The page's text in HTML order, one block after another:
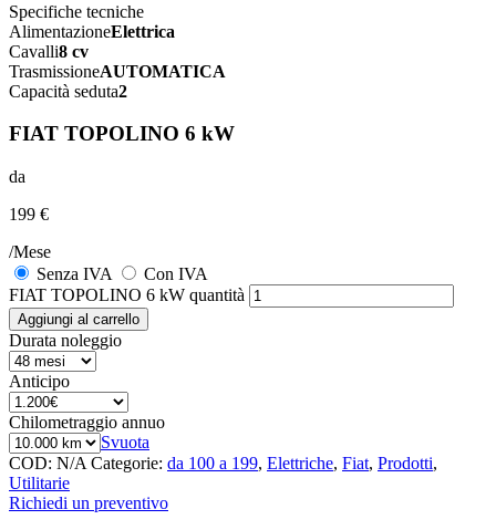
Specifiche tecniche
AlimentazioneElettrica
Cavalli8 cv
TrasmissioneAUTOMATICA
Capacità seduta2
FIAT TOPOLINO 6 kW
da
199 €
/Mese
Senza IVA
Con IVA
FIAT TOPOLINO 6 kW quantità
Aggiungi al carrello
Durata noleggio
Anticipo
Chilometraggio annuo
Svuota
COD: N/A Categorie: da 100 a 199, Elettriche, Fiat, Prodotti,
Utilitarie
Richiedi un preventivo